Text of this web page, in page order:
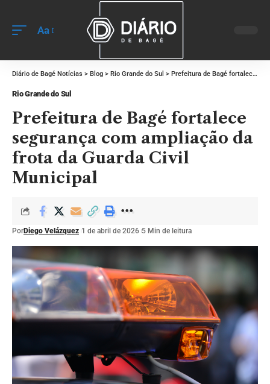
Aa
Diário de Bagé Notícias > Blog > Rio Grande do Sul > Prefeitura de Bagé fortalece segurança com ampliação da frota da Guarda Civil Municipal
Rio Grande do Sul
Prefeitura de Bagé fortalece
segurança com ampliação da
frota da Guarda Civil
Municipal
PorDiego Velázquez 1 de abril de 2026 5 Min de leitura